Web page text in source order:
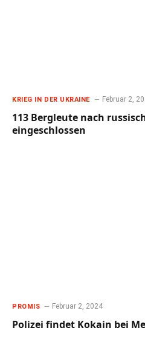
KRIEG IN DER UKRAINE Februar 2,
113 Bergleute nach
eingeschlossen
PROMIS Februar 2, 2024
Polizei findet Kokain bei